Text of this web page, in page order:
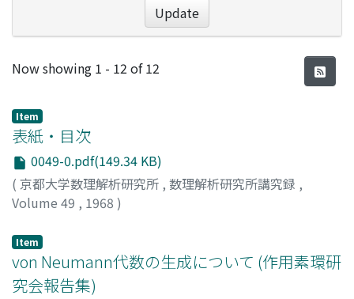
Update
Recent Submissions
Now showing 1 - 12 of 12
Item
表紙・目次
0049-0.pdf(149.34 KB)
( 京都大学数理解析研究所 , 数理解析研究所講究録 ,
Volume 49 , 1968 )
Item
von Neumann代数の生成について (作用素環研
究会報告集)